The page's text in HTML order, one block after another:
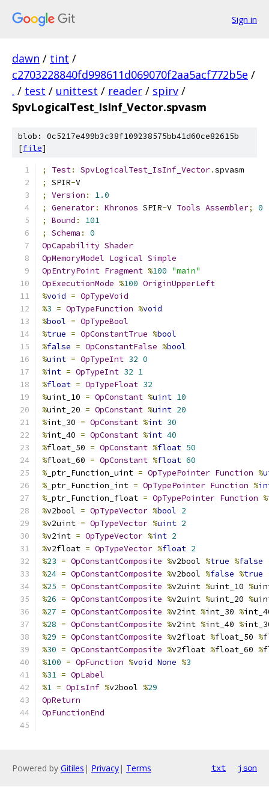
Sign in
dawn / tint /
c2703228840fd998611d069070f2aa5acf772b5e /
. / test / unittest / reader / spirv /
SpvLogicalTest_IsInf_Vector.spvasm
blob: 0c5217e499b3c38f109238575bb41d60ce82615b
[file]
; Test: SpvLogicalTest_IsInf_Vector.spvasm
;
SPIR-V
;
Version :
1.0
;
Generator: Khronos SPIR-V Tools Assembler;
0
;
Bound :
101
;
Schema :
0
OpCapability Shader
OpMemoryModel Logical Simple
OpEntryPoint Fragment %100 "main"
OpExecutionMode %100 OriginUpperLeft
%void = OpTypeVoid
%3 = OpTypeFunction %void
%bool = OpTypeBool
%true = OpConstantTrue %bool
%false = OpConstantFalse %bool
%uint = OpTypeInt 32 0
%int = OpTypeInt 32 1
%float = OpTypeFloat 32
%uint_10 = OpConstant %uint 10
%uint_20 = OpConstant %uint 20
%int_30 = OpConstant %int 30
%int_40 = OpConstant %int 40
%float_50 = OpConstant %float 50
%float_60 = OpConstant %float 60
% _ptr_Function_uint = OpTypePointer Function %
% _ptr_Function_int = OpTypePointer Function %
% _ptr_Function_float = OpTypePointer Function %
%v2bool = OpTypeVector %bool 2
%v2uint = OpTypeVector %uint 2
%v2int = OpTypeVector %int 2
%v2float = OpTypeVector %float 2
%23 = OpConstantComposite %v2bool %true %false
%24 = OpConstantComposite %v2bool %false %true
%25 = OpConstantComposite %v2uint %uint_10 %
%26 = OpConstantComposite %v2uint %uint_20 %
%27 = OpConstantComposite %v2int %int_30 %
%28 = OpConstantComposite %v2int %int_40 %
%29 = OpConstantComposite %v2float %float_50 %
%30 = OpConstantComposite %v2float %float_60 %
%100 = OpFunction %void None %3
%31 = OpLabel
%1 = OpIsInf %v2bool %29
OpReturn
OpFunctionEnd
Powered by Gitiles | Privacy| Terms txt json